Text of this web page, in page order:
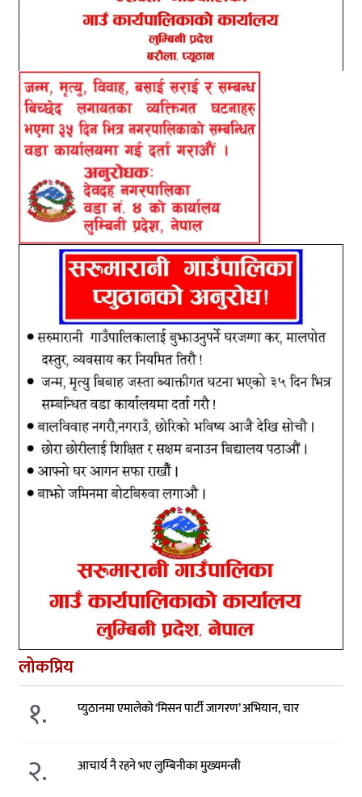
लोकप्रिय
१. प्युठानमा एमालेको ‘मिसन पार्टी जागरण’ अभियान, चार
२. आचार्य नै रहने भए लुम्बिनीका मुख्यमन्त्री